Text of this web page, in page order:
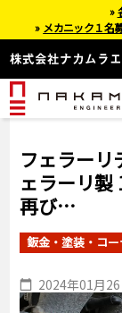
フェラー
ェラーリ
再び…
鈑金・塗装・コ
2024年01月26
»
» メカニック１名